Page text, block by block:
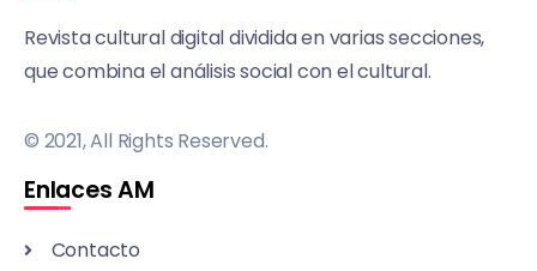
Revista cultural digital dividida en varias secciones,
que combina el análisis social con el cultural.
© 2021, All Rights Reserved.
Enlaces AM
Contacto